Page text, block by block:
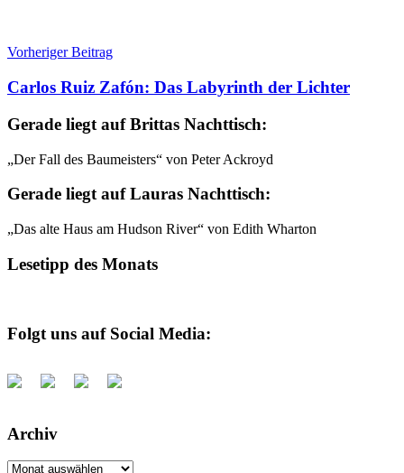
Beitragsnavigation
Vorheriger Beitrag
Carlos Ruiz Zafón: Das Labyrinth der Lichter
Gerade liegt auf Brittas Nachttisch:
„Der Fall des Baumeisters“ von Peter Ackroyd
Gerade liegt auf Lauras Nachttisch:
„Das alte Haus am Hudson River“ von Edith Wharton
Lesetipp des Monats
Folgt uns auf Social Media:
Archiv
Archiv